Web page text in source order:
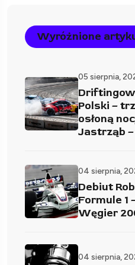
Wyróżnione
05 sierpnia,
Polski –
osłoną
Jastrząb
04 sierpnia,
Debiut
Formule 1
Węgier
04 sierpnia,